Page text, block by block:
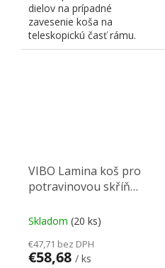
dielov na prípadné
zavesenie koša na
teleskopickú časť rámu.
dĺžka 160mm.
VIBO Lamina koš pro
potravinovou skříň
Skladom (20 ks)
€47,71 bez DPH
€58,68 / ks